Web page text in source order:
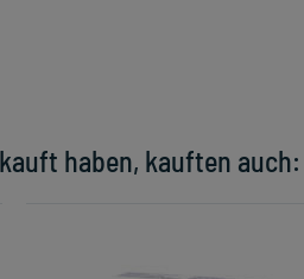
haben, kauften auch: